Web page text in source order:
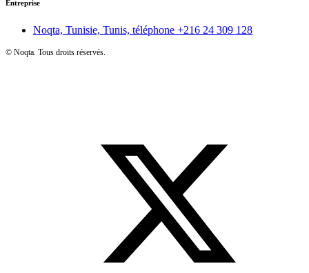
Entreprise
Noqta, Tunisie, Tunis, téléphone +216 24 309 128
© Noqta. Tous droits réservés.